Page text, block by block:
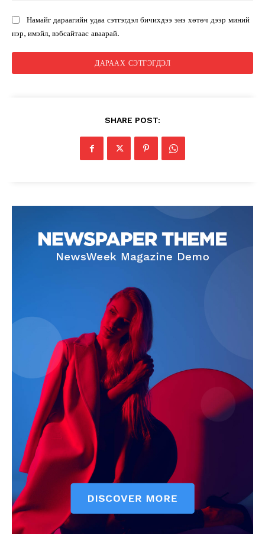
Намайг дараагийн удаа сэтгэгдэл бичихдээ энэ хөтөч дээр миний
нэр, имэйл, вэбсайтаас аваарай.
SHARE POST: